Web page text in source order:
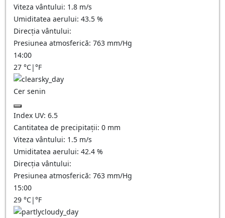
Viteza vântului: 1.8 m/s
Umiditatea aerului: 43.5 %
Direcția vântului:
Presiunea atmosferică: 763 mm/Hg
14:00
27 °C|°F
Cer senin
Index UV: 6.5
Cantitatea de precipitații: 0 mm
Viteza vântului: 1.5 m/s
Umiditatea aerului: 42.4 %
Direcția vântului:
Presiunea atmosferică: 763 mm/Hg
15:00
29 °C|°F